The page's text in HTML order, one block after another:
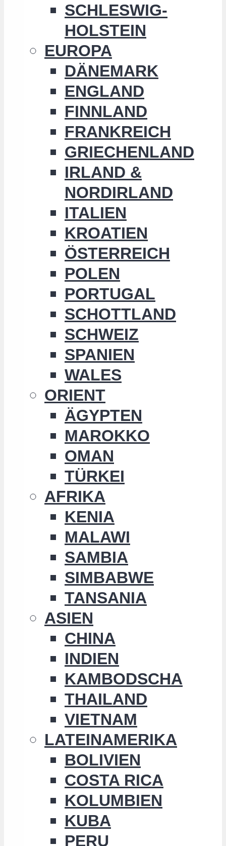
SCHLESWIG-
HOLSTEIN
EUROPA
DÄNEMARK
ENGLAND
FINNLAND
FRANKREICH
GRIECHENLAND
IRLAND &
NORDIRLAND
ITALIEN
KROATIEN
ÖSTERREICH
POLEN
PORTUGAL
SCHOTTLAND
SCHWEIZ
SPANIEN
WALES
ORIENT
ÄGYPTEN
MAROKKO
OMAN
TÜRKEI
AFRIKA
KENIA
MALAWI
SAMBIA
SIMBABWE
TANSANIA
ASIEN
CHINA
INDIEN
KAMBODSCHA
THAILAND
VIETNAM
LATEINAMERIKA
BOLIVIEN
COSTA RICA
KOLUMBIEN
KUBA
PERU